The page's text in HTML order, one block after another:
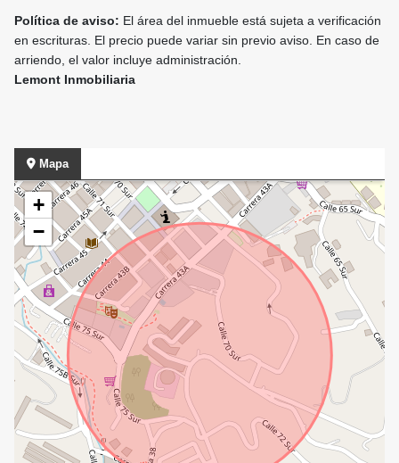
Política de aviso: El área del inmueble está sujeta a verificación
en escrituras. El precio puede variar sin previo aviso. En caso de
arriendo, el valor incluye administración.
Lemont Inmobiliaria
Mapa
+
−